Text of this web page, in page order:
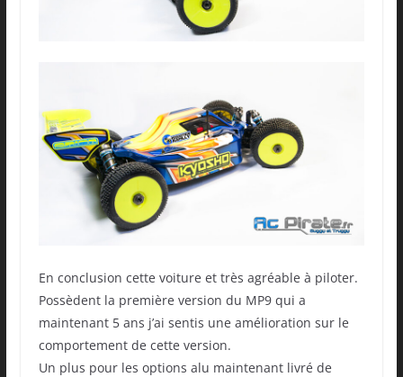
En conclusion cette voiture et très agréable à piloter.
Possèdent la première version du MP9 qui a
maintenant 5 ans j’ai sentis une amélioration sur le
comportement de cette version.
Un plus pour les options alu maintenant livré de